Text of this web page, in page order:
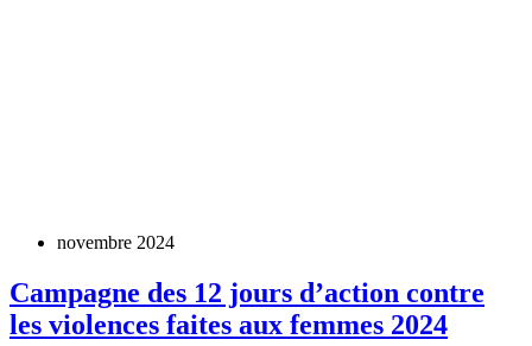
novembre 2024
Campagne des 12 jours d’action contre
les violences faites aux femmes 2024